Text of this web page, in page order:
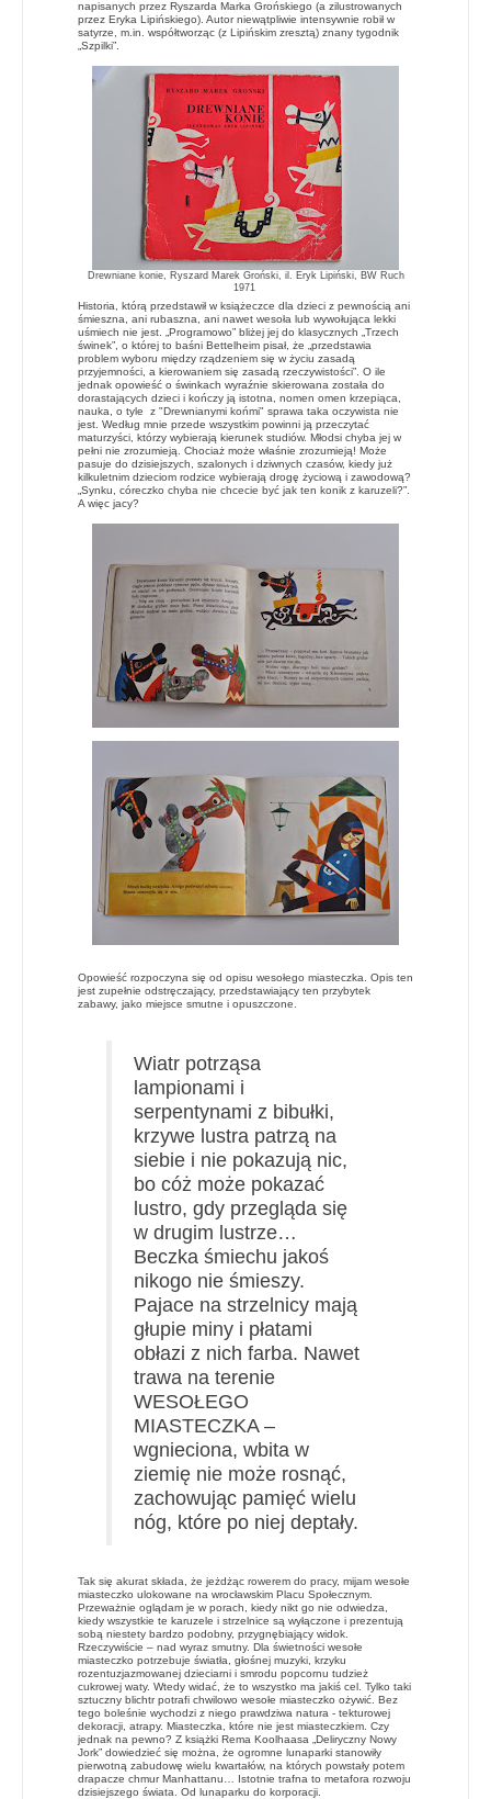
napisanych przez Ryszarda Marka Grońskiego (a zilustrowanych
przez Eryka Lipińskiego). Autor niewątpliwie intensywnie robił w
satyrze, m.in. współtworząc (z Lipińskim zresztą) znany tygodnik
„Szpilki”.
Drewniane konie, Ryszard Marek Groński, il. Eryk Lipiński, BW Ruch
1971
Historia, którą przedstawił w książeczce dla dzieci z pewnością ani
śmieszna, ani rubaszna, ani nawet wesoła lub wywołująca lekki
uśmiech nie jest. „Programowo” bliżej jej do klasycznych „Trzech
świnek”, o której to baśni Bettelheim pisał, że „przedstawia
problem wyboru między rządzeniem się w życiu zasadą
przyjemności, a kierowaniem się zasadą rzeczywistości”. O ile
jednak opowieść o świnkach wyraźnie skierowana została do
dorastających dzieci i kończy ją istotna, nomen omen krzepiąca,
nauka, o tyle
z "Drewnianymi końmi" sprawa taka oczywista nie
jest. Według mnie przede wszystkim powinni ją przeczytać
maturzyści, którzy wybierają kierunek studiów. Młodsi chyba jej w
pełni nie zrozumieją. Chociaż może właśnie zrozumieją! Może
pasuje do dzisiejszych, szalonych i dziwnych czasów, kiedy już
kilkuletnim dzieciom rodzice wybierają drogę życiową i zawodową?
„Synku, córeczko chyba nie chcecie być jak ten konik z karuzeli?”.
A więc jacy?
Opowieść rozpoczyna się od opisu wesołego miasteczka. Opis ten
jest zupełnie odstręczający, przedstawiający ten przybytek
zabawy, jako miejsce smutne i opuszczone.
Wiatr potrząsa
lampionami i
serpentynami z bibułki,
krzywe lustra patrzą na
siebie i nie pokazują nic,
bo cóż może pokazać
lustro, gdy przegląda się
w drugim lustrze…
Beczka śmiechu jakoś
nikogo nie śmieszy.
Pajace na strzelnicy mają
głupie miny i płatami
obłazi z nich farba. Nawet
trawa na terenie
WESOŁEGO
MIASTECZKA –
wgnieciona, wbita w
ziemię nie może rosnąć,
zachowując pamięć wielu
nóg, które po niej deptały.
Tak się akurat składa, że jeżdżąc rowerem do pracy, mijam wesołe
miasteczko ulokowane na wrocławskim Placu Społecznym.
Przeważnie oglądam je w porach, kiedy nikt go nie odwiedza,
kiedy wszystkie te karuzele i strzelnice są wyłączone i prezentują
sobą niestety bardzo podobny, przygnębiający widok.
Rzeczywiście – nad wyraz smutny. Dla świetności wesołe
miasteczko potrzebuje światła, głośnej muzyki, krzyku
rozentuzjazmowanej dzieciarni i smrodu popcornu tudzież
cukrowej waty. Wtedy widać, że to wszystko ma jakiś cel. Tylko taki
sztuczny blichtr potrafi chwilowo wesołe miasteczko ożywić. Bez
tego boleśnie wychodzi z niego prawdziwa natura - tekturowej
dekoracji, atrapy. Miasteczka, które nie jest miasteczkiem. Czy
jednak na pewno? Z książki Rema Koolhaasa „Deliryczny Nowy
Jork” dowiedzieć się można, że ogromne lunaparki stanowiły
pierwotną zabudowę wielu kwartałów, na których powstały potem
drapacze chmur Manhattanu… Istotnie trafna to metafora rozwoju
dzisiejszego świata. Od lunaparku do korporacji.